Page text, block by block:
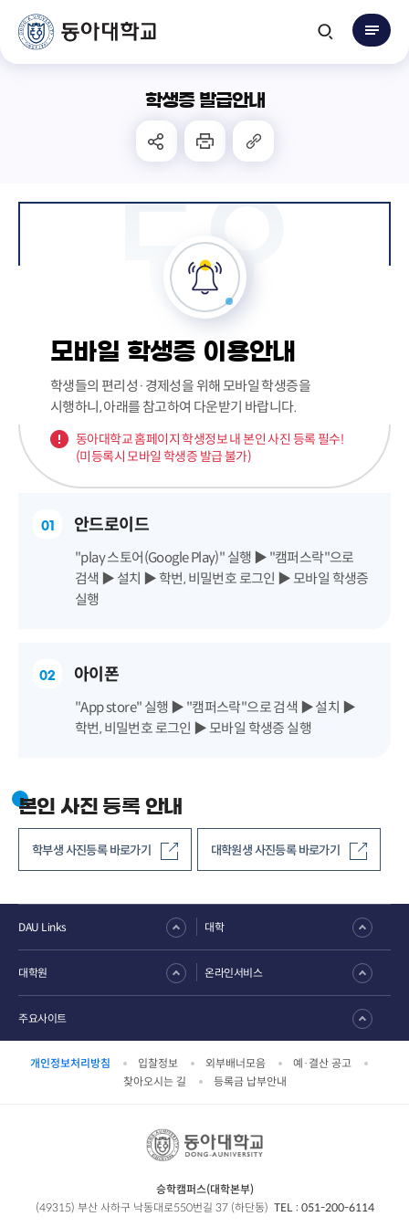
학생증 발급안내
모바일 학생증 이용안내
학생들의 편리성·경제성을 위해 모바일 학생증을
시행하니, 아래를 참고하여 다운받기 바랍니다.
동아대학교 홈페이지 학생정보 내 본인 사진 등록 필수!
(미등록시 모바일 학생증 발급 불가)
01 안드로이드
"play 스토어(Google Play)" 실행 ▶ "캠퍼스락"으로
검색 ▶ 설치 ▶ 학번, 비밀번호 로그인 ▶ 모바일 학생증
실행
02 아이폰
"App store" 실행 ▶ "캠퍼스락"으로 검색 ▶ 설치 ▶
학번, 비밀번호 로그인 ▶ 모바일 학생증 실행
본인 사진 등록 안내
학부생 사진등록 바로가기 대학원생 사진등록 바로가기
개인정보처리방침 입찰정보 외부배너모음
예·결산 공고
찾아오시는 길
등록금 납부안내
DAU Links 대학
대학원 온라인서비스
주요사이트
승학캠퍼스(대학본부)
(49315) 부산 사하구 낙동대로550번길 37 (하단동) TEL : 051-200-6114